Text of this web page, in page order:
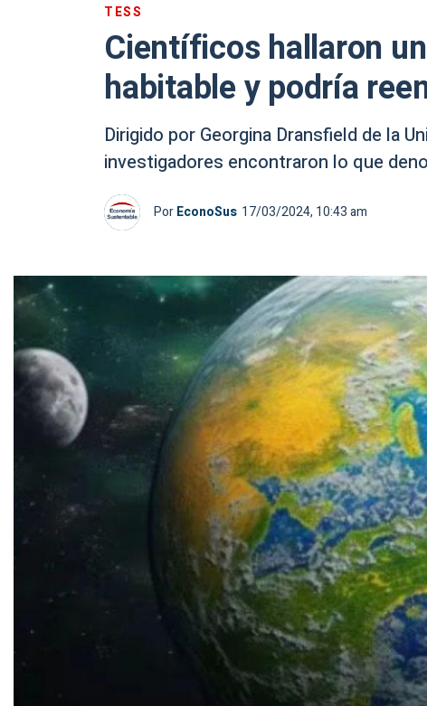
TESS
Científicos hallaron
habitable y podría
Dirigido por Georgina Dransfield de la
investigadores encontraron lo que
PorEconoSus 17/03/2024, 10:43 am